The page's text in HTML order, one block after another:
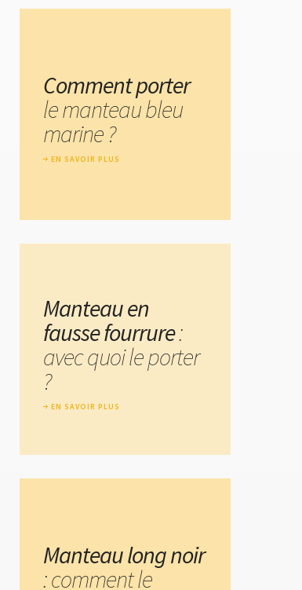
Comment porter
le manteau bleu
marine ?
EN SAVOIR PLUS
Manteau en
fausse fourrure:
avec quoi le porter
?
EN SAVOIR PLUS
Manteau long noir
: comment le